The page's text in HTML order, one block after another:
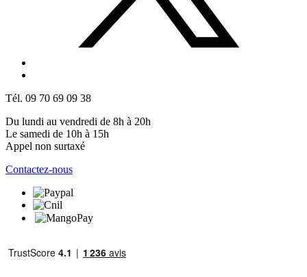
Tél. 09 70 69 09 38
Du lundi au vendredi de 8h à 20h
Le samedi de 10h à 15h
Appel non surtaxé
Contactez-nous